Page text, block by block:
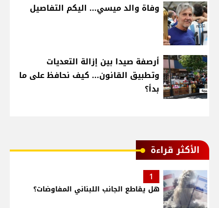
وفاة والد ميسي... اليكم التفاصيل
أرصفة صيدا بين إزالة التعديات
وتطبيق القانون... كيف نحافظ على ما
بدأ؟
الأكثر قراءة
1
هل يقاطع الجانب اللبناني المفاوضات؟